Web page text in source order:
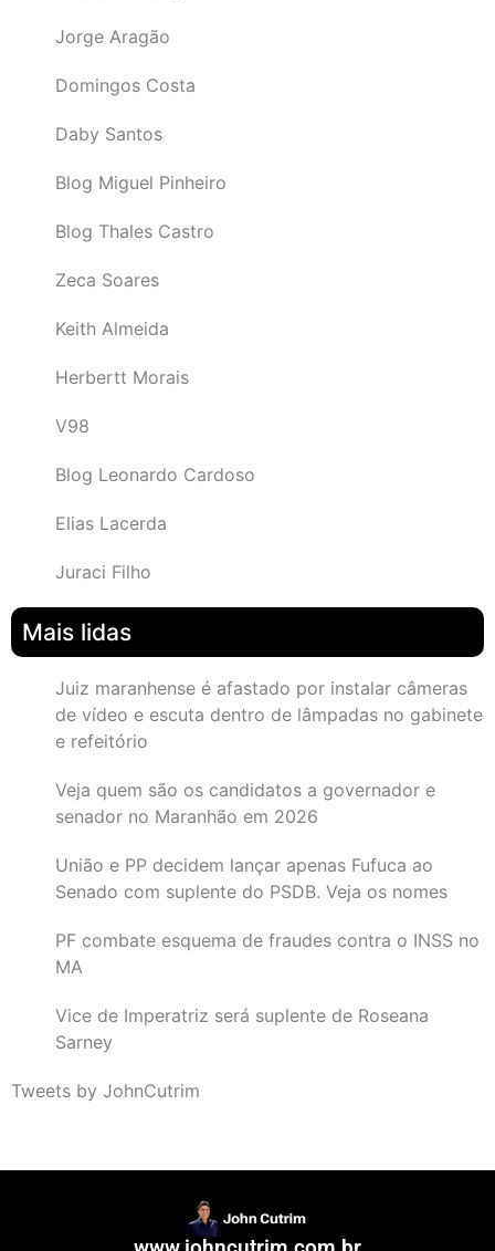
Jorge Aragão
Domingos Costa
Daby Santos
Blog Miguel Pinheiro
Blog Thales Castro
Zeca Soares
Keith Almeida
Herbertt Morais
V98
Blog Leonardo Cardoso
Elias Lacerda
Juraci Filho
Mais lidas
Juiz maranhense é afastado por instalar câmeras
de vídeo e escuta dentro de lâmpadas no gabinete
e refeitório
Veja quem são os candidatos a governador e
senador no Maranhão em 2026
União e PP decidem lançar apenas Fufuca ao
Senado com suplente do PSDB. Veja os nomes
PF combate esquema de fraudes contra o INSS no
MA
Vice de Imperatriz será suplente de Roseana
Sarney
Tweets by JohnCutrim